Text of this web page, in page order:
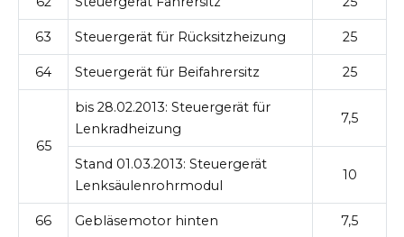
63 Steuergerät für Rücksitzheizung 25
64 Steuergerät für Beifahrersitz 25
65
bis 28.02.2013: Steuergerät für
Lenkradheizung
7,5
Stand 01.03.2013: Steuergerät
Lenksäulenrohrmodul
10
66 Gebläsemotor hinten 7,5